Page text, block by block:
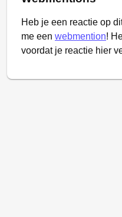
Heb je een reactie op
me een webmention!
voordat je reactie hier